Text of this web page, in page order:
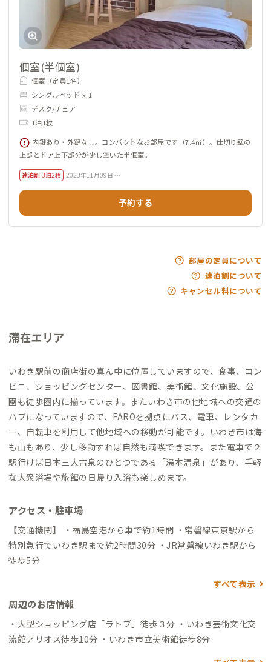
個室(半個室)
個室（定員1名）
シングルベッド x 1
デスク/チェア
1泊1枚
内鍵あり・外鍵なし。コンパクトなお部屋です（7.4㎡）。仕切り壁の
上部とドア上下部分が少し空いた半個室。
連泊割 3泊2枚 2023年11月09日 ～
予約する
部屋の定員について
連泊割について
キャンセル料について
滞在エリア
いわき駅前の商店街の真ん中に位置していますので、食事、コン
ビニ、ショッピングセンター、図書館、美術館、文化施設、公
園も徒歩圏内に揃っています。またいわき市の他地域への交通の
ハブになっていますので、FAROを拠点にバス、電車、レンタカ
ー、自転車を利用して他地域への移動が可能です。いわき市は海
も山もあり、少し移動すれば自然も満喫できます。また電車で２
駅行けば日本三大古泉のひとつである「湯本温泉」があり、手軽
な大衆浴場や旅館の日帰り入浴も楽しめます。
アクセス・駐車場
【交通機関】 ・福島空港から車で約1時間 ・常磐線東京駅から
特別急行でいわき駅まで約2時間30分 ・JR常磐線いわき駅から
徒歩5分
すべて表示
周辺のお店情報
・大型ショッピング店「ラトブ」徒歩３分 ・いわき芸術文化交
流館アリオス徒歩10分 ・いわき市立美術館徒歩8分